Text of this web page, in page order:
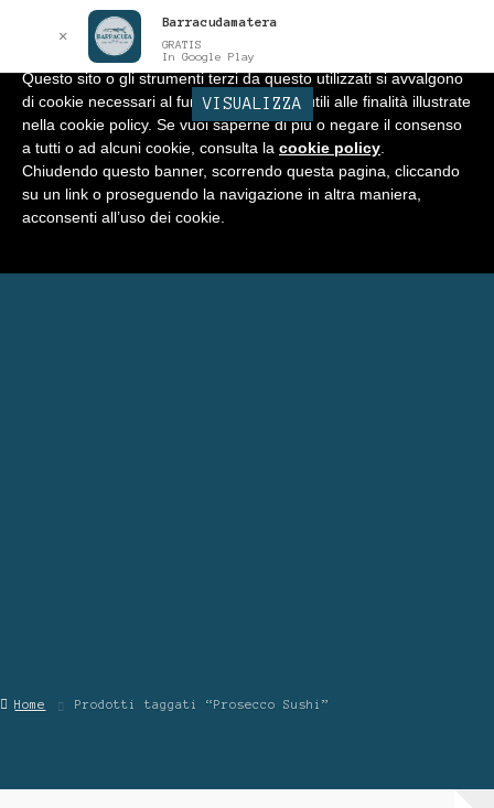
Vai
alla
navigazione
Vai
al
contenuto
BARRACUDA Menu
Home
Negozio
Home Prodotti taggati “Prosecco Sushi”
✕
Barracudamatera
GRATIS
In Google Play
VISUALIZZA
Informativa
Questo sito o gli strumenti terzi da questo utilizzati si avvalgono
di cookie necessari al funzionamento ed utili alle finalità illustrate
nella cookie policy. Se vuoi saperne di più o negare il consenso
a tutti o ad alcuni cookie, consulta la cookie policy
Chiudendo questo banner, scorrendo questa pagina, cliccando
su un link o proseguendo la navigazione in altra maniera,
acconsenti all’uso dei cookie.